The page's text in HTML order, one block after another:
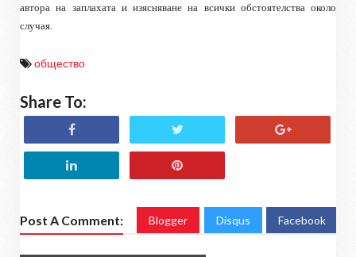
автора на заплахата и изясняване на всички обстоятелства около
случая.
общество
Share To:
Post A Comment: Blogger Disqus Facebook